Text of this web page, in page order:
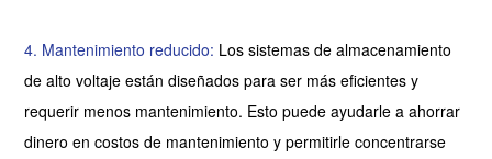
4. Mantenimiento reducido: Los sistemas de almacenamiento
de alto voltaje están diseñados para ser más eficientes y
requerir menos mantenimiento. Esto puede ayudarle a ahorrar
dinero en costos de mantenimiento y permitirle concentrarse